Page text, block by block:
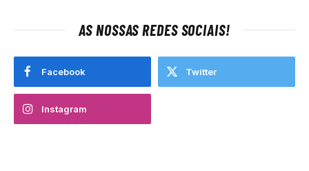
AS NOSSAS REDES SOCIAIS!
Facebook Twitter
Instagram